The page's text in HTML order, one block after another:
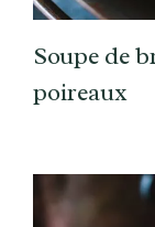
Soupe de
poireaux